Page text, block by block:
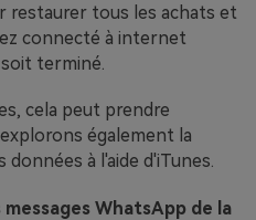
tous les achats et
connecté à internet
terminé.
cela peut prendre
également la
données à l'aide d'iTunes.
WhatsApp de la